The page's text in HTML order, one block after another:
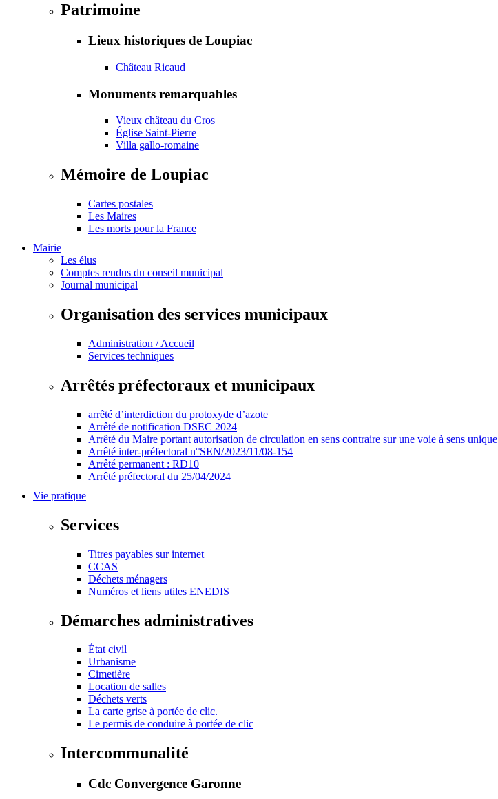
Patrimoine
Lieux historiques de Loupiac
Château Ricaud
Monuments remarquables
Vieux château du Cros
Église Saint-Pierre
Villa gallo-romaine
Mémoire de Loupiac
Cartes postales
Les Maires
Les morts pour la France
Mairie
Les élus
Comptes rendus du conseil municipal
Journal municipal
Organisation des services municipaux
Administration / Accueil
Services techniques
Arrêtés préfectoraux et municipaux
arrêté d’interdiction du protoxyde d’azote
Arrêté de notification DSEC 2024
Arrêté du Maire portant autorisation de circulation en sens contraire sur une voie à sens unique
Arrêté inter-préfectoral n°SEN/2023/11/08-154
Arrêté permanent : RD10
Arrêté préfectoral du 25/04/2024
Vie pratique
Services
Titres payables sur internet
CCAS
Déchets ménagers
Numéros et liens utiles ENEDIS
Démarches administratives
État civil
Urbanisme
Cimetière
Location de salles
Déchets verts
La carte grise à portée de clic.
Le permis de conduire à portée de clic
Intercommunalité
Cdc Convergence Garonne